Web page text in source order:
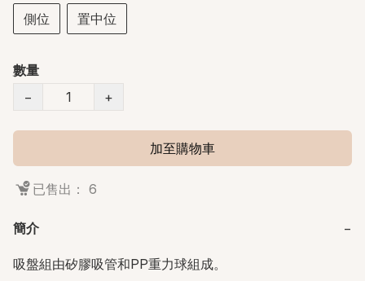
側位
置中位
數量
−
+
加至購物車
已售出： 6
簡介 −
吸盤組由矽膠吸管和PP重力球組成。